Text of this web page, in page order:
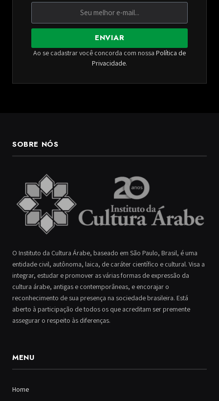
ENVIAR
Ao se cadastrar você concorda com nossa Política de
Privacidade.
SOBRE NÓS
O Instituto da Cultura Árabe, baseado em São Paulo, Brasil, é uma
entidade civil, autônoma, laica, de caráter científico e cultural. Visa a
integrar, estudar e promover as várias formas de expressão da
cultura árabe, antigas e contemporâneas, e encorajar o
reconhecimento de sua presença na sociedade brasileira. Está
aberto à participação de todos os que acreditam ser premente
assegurar o respeito às diferenças.
MENU
Home